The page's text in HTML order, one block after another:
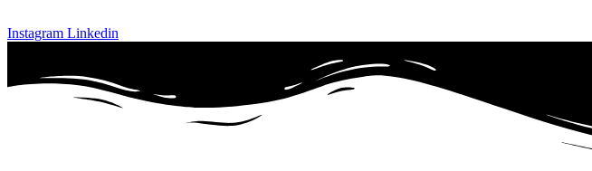
Instagram Linkedin